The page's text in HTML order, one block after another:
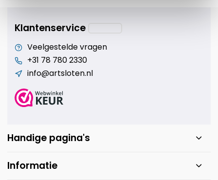
Klantenservice
Veelgestelde vragen
+31 78 780 2330
info@artsloten.nl
Handige pagina's
Informatie